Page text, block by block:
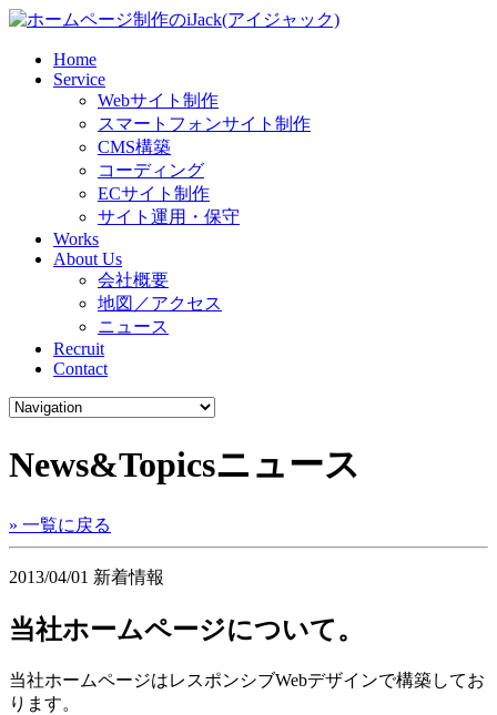
Home
Service
Webサイト制作
スマートフォンサイト制作
CMS構築
コーディング
ECサイト制作
サイト運用・保守
Works
About Us
会社概要
地図／アクセス
ニュース
Recruit
Contact
News&Topicsニュース
» 一覧に戻る
2013/04/01 新着情報
当社ホームページについて。
当社ホームページはレスポンシブWebデザインで構築してお
ります。